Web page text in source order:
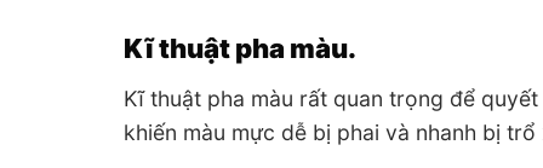
Kĩ thuật pha màu.
Kĩ thuật pha màu rất quan trọng để
khiến màu mực dễ bị phai và nhanh bị